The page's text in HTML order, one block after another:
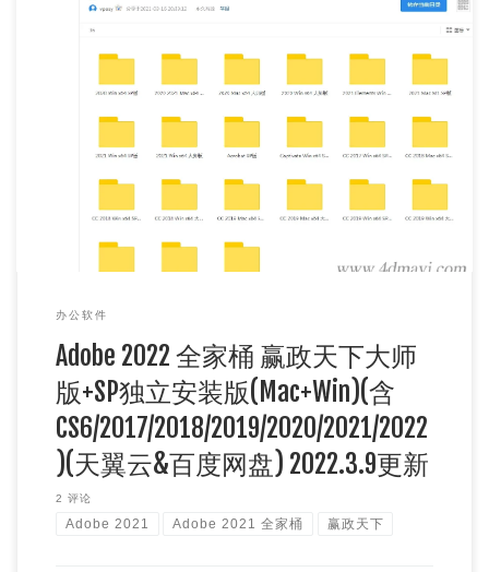
(以安装202 […]
办公软件
Adobe 2022 全家桶 赢政天下大师
版+SP独立安装版(Mac+Win)(含
CS6/2017/2018/2019/2020/2021/2022
)(天翼云&百度网盘) 2022.3.9更新
2 评论
Adobe 2021 Adobe 2021 全家桶 赢政天下